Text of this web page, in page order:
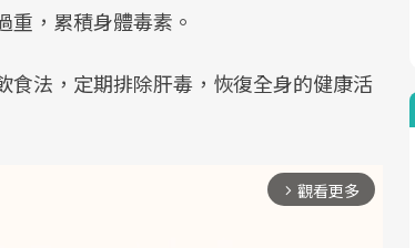
，累積身體毒素。
食法，定期排除肝毒，恢復全身的健康活
arrow_forward_ios 觀看更多
前往專題
前往專題
前往專題